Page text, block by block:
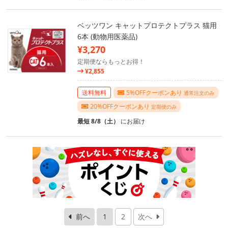
ベッツワン キャットプロテクトプラス 猫用
6本 (動物用医薬品)
¥3,270
定期便ならもっとお得！
¥2,855
送料無料 5%OFFクーポンあり 通常注文のみ
20%OFFクーポンあり 定期便のみ
最短 8/8（土） にお届け
前へ 1 2 次へ